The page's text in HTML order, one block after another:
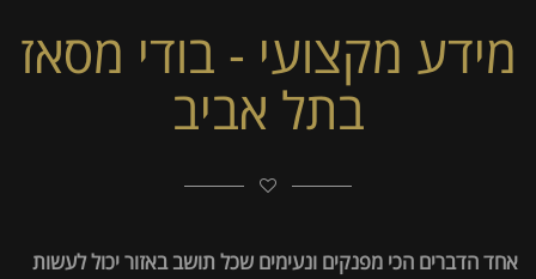
מידע מקצועי - בודי מסאז
בתל אביב
אחד הדברים הכי מפנקים ונעימים שכל תושב באזור יכול לעשות